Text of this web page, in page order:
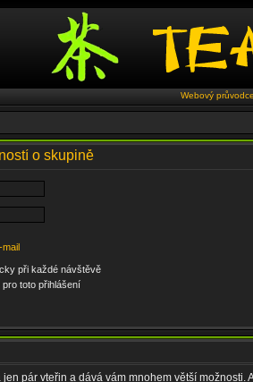
Webový
o skupině
při každé návštěvě
toto přihlášení
pár vteřin a dává vám mnohem větší